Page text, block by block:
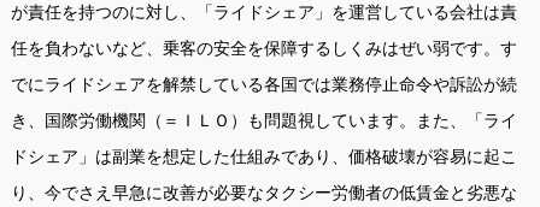
が責任を持つのに対し、「ライドシェア」を運営している会社は責
任を負わないなど、乗客の安全を保障するしくみはぜい弱です。す
でにライドシェアを解禁している各国では業務停止命令や訴訟が続
き、国際労働機関（＝ＩＬＯ）も問題視しています。また、「ライ
ドシェア」は副業を想定した仕組みであり、価格破壊が容易に起こ
り、今でさえ早急に改善が必要なタクシー労働者の低賃金と劣悪な